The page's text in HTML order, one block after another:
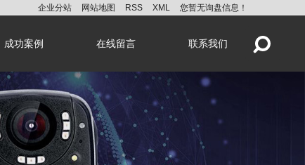
企业分站 网站地图 RSS XML 您暂无询盘信息！
成功案例 在线留言 联系我们